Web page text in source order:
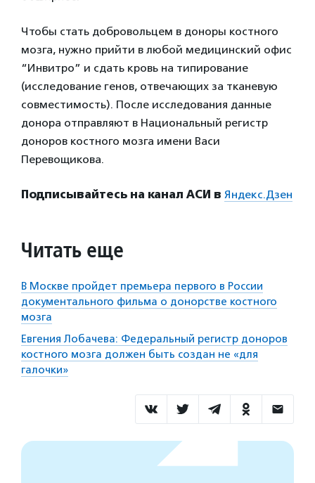
Чтобы стать добровольцем в доноры костного
мозга, нужно прийти в любой медицинский офис
“Инвитро” и сдать кровь на типирование
(исследование генов, отвечающих за тканевую
совместимость). После исследования данные
донора отправляют в Национальный регистр
доноров костного мозга имени Васи
Перевощикова.
Подписывайтесь на канал АСИ в Яндекс.Дзен
Читать еще
В Москве пройдет премьера первого в России
документального фильма о донорстве костного
мозга
Евгения Лобачева: Федеральный регистр доноров
костного мозга должен быть создан не «для
галочки»